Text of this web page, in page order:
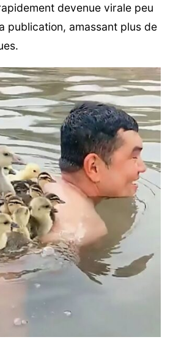
devenue virale peu
publication, amassant plus de